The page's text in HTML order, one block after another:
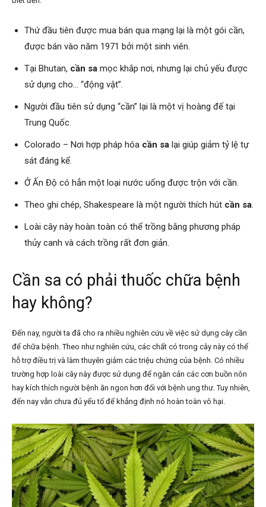
Thứ đầu tiên được mua bán qua mạng lại là một gói cần,
được bán vào năm 1971 bởi một sinh viên.
Tại Bhutan, cần sa mọc khắp nơi, nhưng lại chủ yếu được
sử dụng cho… “động vật”.
Người đầu tiên sử dụng “cần” lại là một vị hoàng đế tại
Trung Quốc.
Colorado – Nơi hợp pháp hóa cần sa lại giúp giảm tỷ lệ tự
sát đáng kể.
Ở Ấn Độ có hẳn một loại nước uống được trộn với cần.
Theo ghi chép, Shakespeare là một người thích hút cần sa.
Loài cây này hoàn toàn có thể trồng bằng phương pháp
thủy canh và cách trồng rất đơn giản.
Cần sa có phải thuốc chữa bệnh
hay không?
Đến nay, người ta đã cho ra nhiều nghiên cứu về việc sử dụng cây cần
để chữa bệnh. Theo như nghiên cứu, các chất có trong cây này có thể
hỗ trợ điều trị và làm thuyên giảm các triệu chứng của bệnh. Có nhiều
trường hợp loài cây này được sử dụng để ngăn cản các cơn buồn nôn
hay kích thích người bệnh ăn ngon hơn đối với bệnh ung thư. Tuy nhiên,
đến nay vẫn chưa đủ yếu tố để khẳng định nó hoàn toàn vô hại.